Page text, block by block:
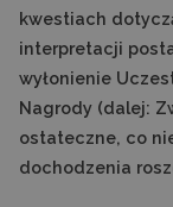
kwestiach
interpretacji
wyłonienie
Nagrody (dalej:
ostateczne, co
dochodzenia